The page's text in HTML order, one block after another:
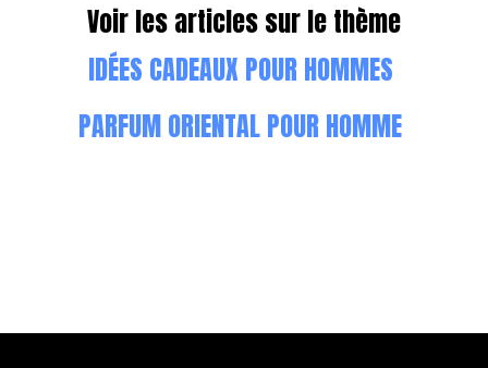
Voir les articles sur le thème
IDÉES CADEAUX POUR HOMMES
PARFUM ORIENTAL POUR HOMME